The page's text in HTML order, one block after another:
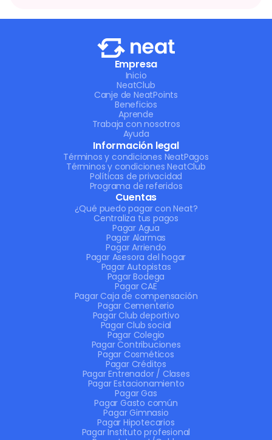
Empresa
Inicio
NeatClub
Canje de NeatPoints
Beneficios
Aprende
Trabaja con nosotros
Ayuda
Información legal
Términos y condiciones NeatPagos
Términos y condiciones NeatClub
Políticas de privacidad
Programa de referidos
Cuentas
¿Qué puedo pagar con Neat?
Centraliza tus pagos
Pagar Agua
Pagar Alarmas
Pagar Arriendo
Pagar Asesora del hogar
Pagar Autopistas
Pagar Bodega
Pagar CAE
Pagar Caja de compensación
Pagar Cementerio
Pagar Club deportivo
Pagar Club social
Pagar Colegio
Pagar Contribuciones
Pagar Cosméticos
Pagar Créditos
Pagar Entrenador / Clases
Pagar Estacionamiento
Pagar Gas
Pagar Gasto común
Pagar Gimnasio
Pagar Hipotecarios
Pagar Instituto profesional